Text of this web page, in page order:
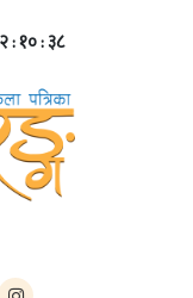
२ : १० : ३९